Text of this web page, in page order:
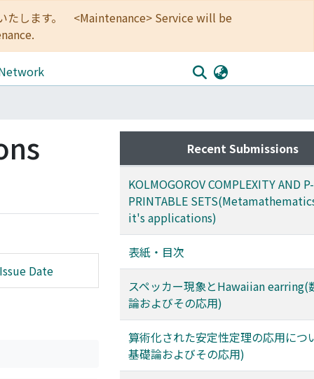
たします。 <Maintenance> Service will be
Date
Recent Submissions
KOLMOGOROV COMPLEXITY AND P-
PRINTABLE
it's applications)
表紙・目次
スペッカー現象とHawaiian earring(
論およびその応用)
算術化された安定性定理の応用につ
基礎論およびその応用)